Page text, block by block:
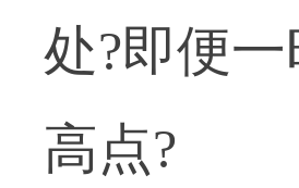
处?即便
高点?